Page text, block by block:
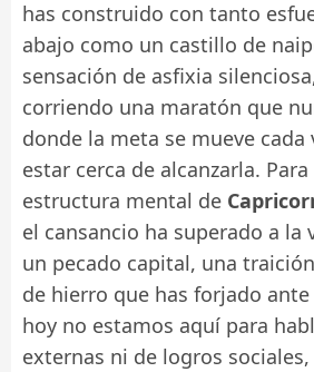
has construido con tanto
abajo como un castillo de
sensación de asfixia
corriendo una maratón que
donde la meta se mueve cada
estar cerca de alcanzarla.
estructura mental de
el cansancio ha superado a la
un pecado capital, una
de hierro que has forjado
hoy no estamos aquí para
externas ni de logros